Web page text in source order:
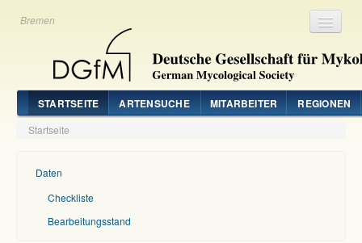
Bremen
STARTSEITE ARTENSUCHE MITARBEITER REGIONEN
Startseite
Daten
Checkliste
Bearbeitungsstand